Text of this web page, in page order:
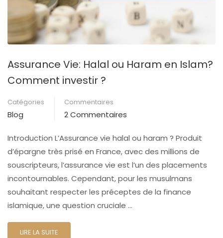
Assurance Vie: Halal ou Haram en Islam?
Comment investir ?
Catégories
Blog
Commentaires
2 Commentaires
Introduction L’Assurance vie halal ou haram ? Produit
d’épargne très prisé en France, avec des millions de
souscripteurs, l’assurance vie est l’un des placements
incontournables. Cependant, pour les musulmans
souhaitant respecter les préceptes de la finance
islamique, une question cruciale …
LIRE LA SUITE